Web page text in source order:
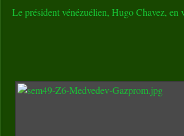
Le président vénézuélien, Hugo Chavez, en